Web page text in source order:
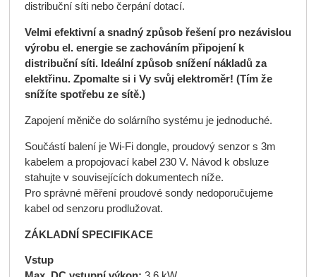
distribuční síti nebo čerpání dotací.
Velmi efektivní a snadný způsob řešení pro nezávislou
výrobu el. energie se zachováním připojení k
distribuční síti. Ideální způsob snížení nákladů za
elektřinu. Zpomalte si i Vy svůj elektroměr! (Tím že
snížíte spotřebu ze sítě.)
Zapojení měniče do solárního systému je jednoduché.
Součástí balení je Wi-Fi dongle, proudový senzor s 3m
kabelem a propojovací kabel 230 V. Návod k obsluze
stahujte v souvisejících dokumentech níže.
Pro správné měření proudové sondy nedoporučujeme
kabel od senzoru prodlužovat.
ZÁKLADNÍ SPECIFIKACE
Vstup